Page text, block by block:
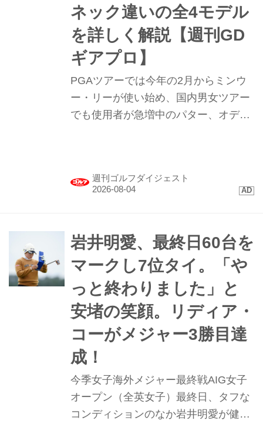
ネック違いの全4モデル
を詳しく解説【週刊GD
ギアプロ】
PGAツアーでは今年の2月からミンウ
ー・リーが使い始め、国内男女ツアー
でも使用者が急増中のパター、オデッ
た。 週刊ゴルフダイジェスト
岩井明愛、最終日60台を
マークし7位タイ。「や
っと終わりました」と
安堵の笑顔。リディア・
コーがメジャー3勝目達
成！
今季女子海外メジャー最終戦AIG女子
オープン（全英女子）最終日、タフな
コンディションのなか岩井明愛が健闘